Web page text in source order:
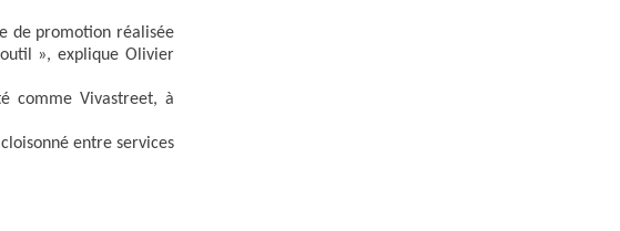
de promotion réalisée
», explique Olivier
comme Vivastreet, à
entre services